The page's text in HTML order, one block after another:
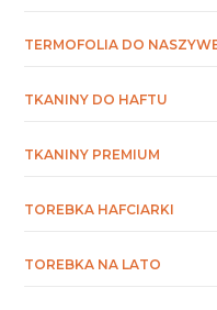
TERMOFOLIA DO
TKANINY DO HAFTU
TKANINY PREMIUM
TOREBKA HAFCIARKI
TOREBKA NA LATO